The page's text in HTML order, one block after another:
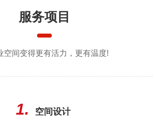
服务项目
空间变得更有活力，更有温度!
1. 空间设计